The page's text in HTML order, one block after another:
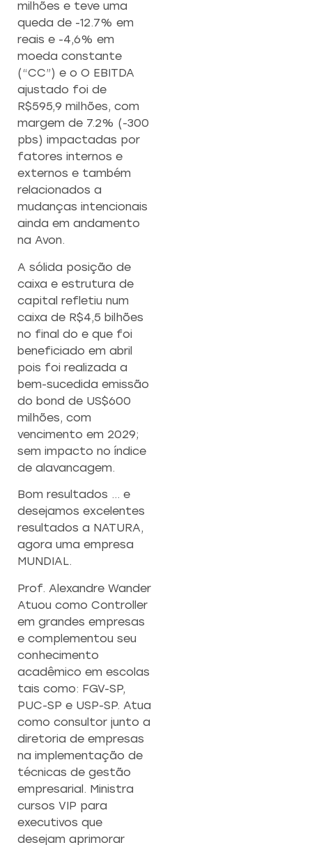
milhões e teve uma
queda de -12.7% em
reais e -4,6% em
moeda constante
(“CC”) e o O EBITDA
ajustado foi de
R$595,9 milhões, com
margem de 7.2% (-300
pbs) impactadas por
fatores internos e
externos e também
relacionados a
mudanças intencionais
ainda em andamento
na Avon.
A sólida posição de
caixa e estrutura de
capital refletiu num
caixa de R$4,5 bilhões
no final do e que foi
beneficiado em abril
pois foi realizada a
bem-sucedida emissão
do bond de US$600
milhões, com
vencimento em 2029;
sem impacto no índice
de alavancagem.
Bom resultados … e
desejamos excelentes
resultados a NATURA,
agora uma empresa
MUNDIAL.
Prof. Alexandre Wander
Atuou como Controller
em grandes empresas
e complementou seu
conhecimento
acadêmico em escolas
tais como: FGV-SP,
PUC-SP e USP-SP. Atua
como consultor junto a
diretoria de empresas
na implementação de
técnicas de gestão
empresarial. Ministra
cursos VIP para
executivos que
desejam aprimorar